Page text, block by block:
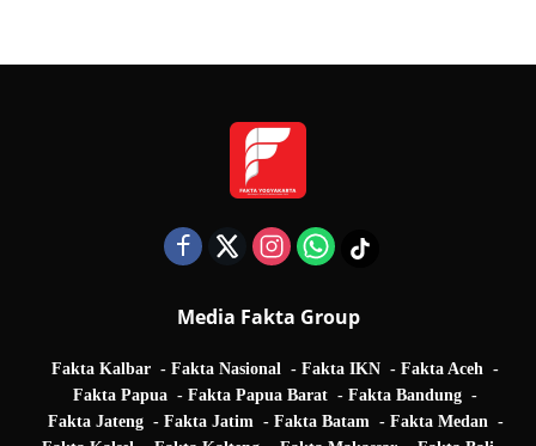
Media Fakta Group
Fakta Kalbar Fakta Nasional Fakta IKN
Fakta Aceh
Fakta Papua
Fakta Papua Barat
Fakta Bandung
Fakta Jateng
Fakta Jatim Fakta Batam
Fakta Medan